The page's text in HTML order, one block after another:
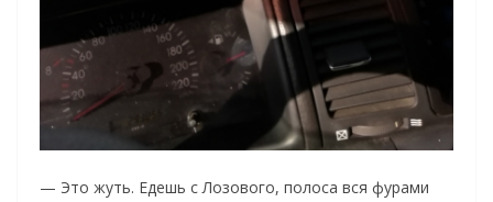
— Это жуть. Едешь с Лозового, полоса вся фурами